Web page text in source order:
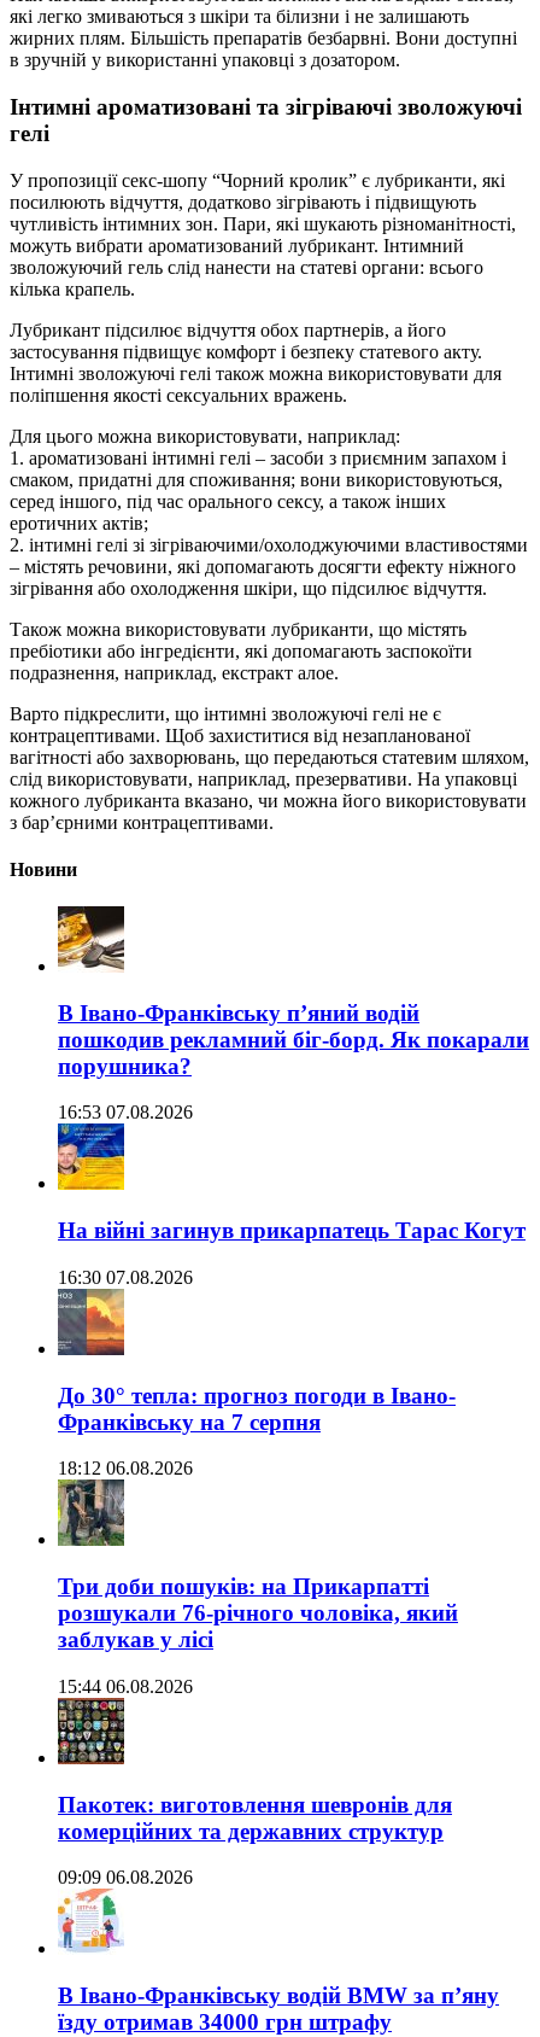
які легко змиваються з шкіри та білизни і не залишають
жирних плям. Більшість препаратів безбарвні. Вони доступні
в зручній у використанні упаковці з дозатором.
Інтимні ароматизовані та зігріваючі зволожуючі
гелі
У пропозиції секс-шопу “Чорний кролик” є лубриканти, які
посилюють відчуття, додатково зігрівають і підвищують
чутливість інтимних зон. Пари, які шукають різноманітності,
можуть вибрати ароматизований лубрикант. Інтимний
зволожуючий гель слід нанести на статеві органи: всього
кілька крапель.
Лубрикант підсилює відчуття обох партнерів, а його
застосування підвищує комфорт і безпеку статевого акту.
Інтимні зволожуючі гелі також можна використовувати для
поліпшення якості сексуальних вражень.
Для цього можна використовувати, наприклад:
1. ароматизовані інтимні гелі – засоби з приємним запахом і
смаком, придатні для споживання; вони використовуються,
серед іншого, під час орального сексу, а також інших
еротичних актів;
2. інтимні гелі зі зігріваючими/охолоджуючими властивостями
– містять речовини, які допомагають досягти ефекту ніжного
зігрівання або охолодження шкіри, що підсилює відчуття.
Також можна використовувати лубриканти, що містять
пребіотики або інгредієнти, які допомагають заспокоїти
подразнення, наприклад, екстракт алое.
Варто підкреслити, що інтимні зволожуючі гелі не є
контрацептивами. Щоб захиститися від незапланованої
вагітності або захворювань, що передаються статевим шляхом,
слід використовувати, наприклад, презервативи. На упаковці
кожного лубриканта вказано, чи можна його використовувати
з бар’єрними контрацептивами.
Новини
В Івано-Франківську п’яний водій
пошкодив рекламний біг-борд. Як покарали
порушника?
16:53 07.08.2026
На війні загинув прикарпатець Тарас Когут
16:30 07.08.2026
До 30° тепла: прогноз погоди в Івано-
Франківську на 7 серпня
18:12 06.08.2026
Три доби пошуків: на Прикарпатті
розшукали 76-річного чоловіка, який
заблукав у лісі
15:44 06.08.2026
Пакотек: виготовлення шевронів для
комерційних та державних структур
09:09 06.08.2026
В Івано-Франківську водій BMW за п’яну
їзду отримав 34000 грн штрафу